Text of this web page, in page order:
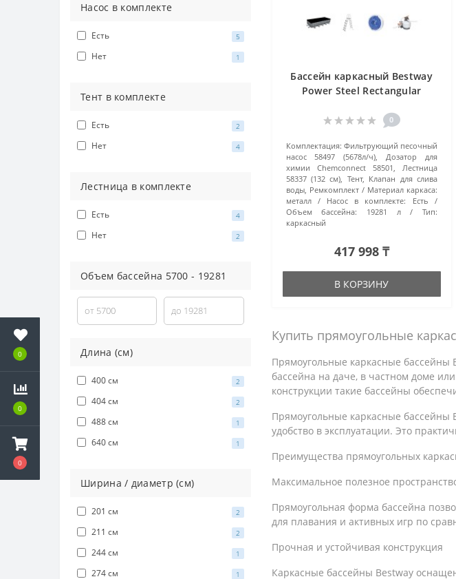
0
0
0
Насос в комплекте
Есть 5
Нет 1
Тент в комплекте
Есть 2
Нет 4
Лестница в комплекте
Есть 4
Нет 2
Объем бассейна 5700 - 19281
Длина (см)
400 см 2
404 см 2
488 см 1
640 см 1
Ширина / диаметр (см)
201 см 2
211 см 2
244 см 1
274 см 1
Бассейн каркасный Bestway
Power Steel Rectangular
0
Комплектация: Фильтрующий песочный
насос 58497 (5678л/ч), Дозатор для
химии Chemconnect 58501, Лестница
58337 (132 см), Тент, Клапан для слива
воды, Ремкомплект
Материал каркаса:
металл
Насос в комплекте:
Есть
Объем бассейна:
19281 л
Тип:
каркасный
417 998 ₸
В КОРЗИНУ
Купить прямоугольные
Прямоугольные каркасные бассейны
бассейна на даче, в частном доме
конструкции такие бассейны
Прямоугольные каркасные бассейны
удобство в эксплуатации. Это
Преимущества прямоугольных
Максимальное полезное
Прямоугольная форма бассейна
для плавания и активных игр по
Прочная и устойчивая конструкция
Каркасные бассейны Bestway